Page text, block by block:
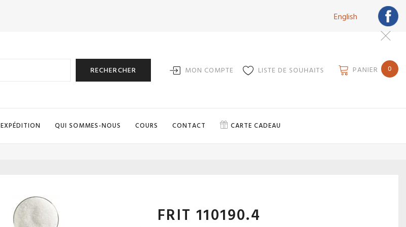
English
RECHERCHER MON COMPTE LISTE DE SOUHAITS PANIER 0
EXPÉDITION QUI SOMMES-NOUS COURS CONTACT CARTE CADEAU
FRIT 110190.4